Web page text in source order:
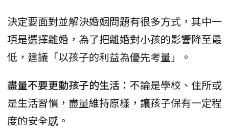
決定要面對並解決婚姻問題有很多方式，其中一
項是選擇離婚，為了把離婚對小孩的影響降至最
低，建議「以孩子的利益為優先考量」。
盡量不要更動孩子的生活： 不論是學校、住所或
是生活習慣，盡量維持原樣，讓孩子保有一定程
度的安全感。